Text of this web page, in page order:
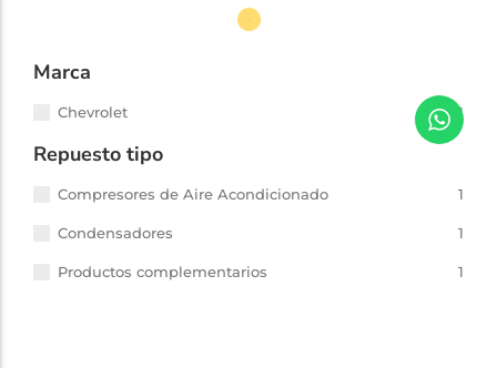
Marca
Chevrolet 1
Repuesto tipo
Compresores de Aire Acondicionado 1
Condensadores 1
Productos complementarios 1